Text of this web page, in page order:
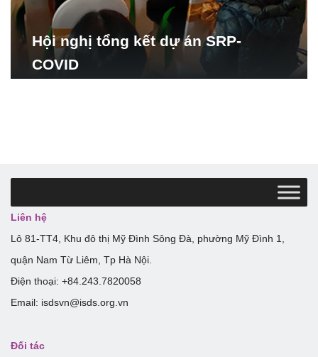
Hội nghị tổng kết dự án SRP-
COVID
Liên hệ
Lô 81-TT4, Khu đô thị Mỹ Đình Sông Đà, phường Mỹ Đình 1,
quận Nam Từ Liêm, Tp Hà Nội.
Điện thoại: +84.243.7820058
Email: isdsvn@isds.org.vn
Đối tác